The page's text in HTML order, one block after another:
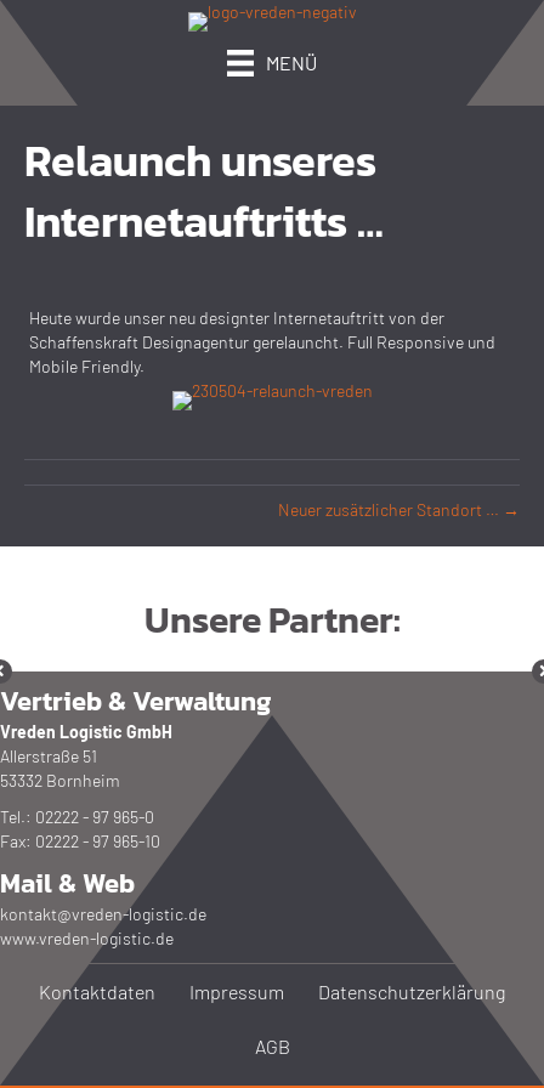
MENÜ
Relaunch unseres
Internet­­auftritts …
Heute wurde unser neu designter Internetauftritt von der
Schaffenskraft Designagentur gerelauncht. Full Responsive und
Mobile Friendly.
Neuer zusätzlicher Standort … →
Unsere Partner:
Vertrieb & Verwaltung
Vreden Logistic GmbH
Allerstraße 51
53332 Bornheim
Tel.: 02222 - 97 965-0
Fax: 02222 - 97 965-10
Mail & Web
kontakt@vreden-logistic.de
www.vreden-logistic.de
Kontakt­daten Impressum Datenschutz­erklärung
AGB